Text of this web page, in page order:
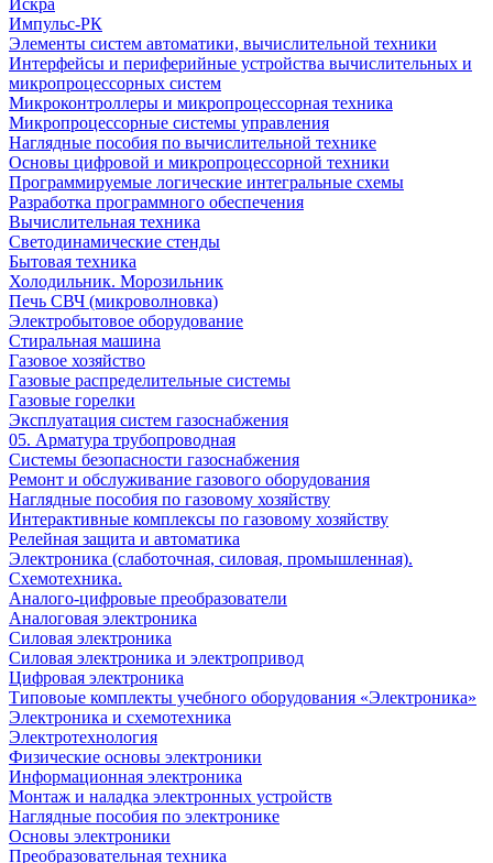
Искра
Импульс-РК
Элементы систем автоматики, вычислительной техники
Интерфейсы и периферийные устройства вычислительных и
микропроцессорных систем
Микроконтроллеры и микропроцессорная техника
Микропроцессорные системы управления
Наглядные пособия по вычислительной технике
Основы цифровой и микропроцессорной техники
Программируемые логические интегральные схемы
Разработка программного обеспечения
Вычислительная техника
Светодинамические стенды
Бытовая техника
Холодильник. Морозильник
Печь СВЧ (микроволновка)
Электробытовое оборудование
Стиральная машина
Газовое хозяйство
Газовые распределительные системы
Газовые горелки
Эксплуатация систем газоснабжения
05. Арматура трубопроводная
Системы безопасности газоснабжения
Ремонт и обслуживание газового оборудования
Наглядные пособия по газовому хозяйству
Интерактивные комплексы по газовому хозяйству
Релейная защита и автоматика
Электроника (слаботочная, силовая, промышленная).
Схемотехника.
Аналого-цифровые преобразователи
Аналоговая электроника
Cиловая электроника
Cиловая электроника и электропривод
Цифровая электроника
Типовоые комплекты учебного оборудования «Электроника»
Электроника и схемотехника
Электротехнология
Физические основы электроники
Информационная электроника
Монтаж и наладка электронных устройств
Наглядные пособия по электронике
Основы электроники
Преобразовательная техника